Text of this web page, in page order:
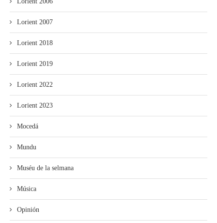
Lorient 2007
Lorient 2018
Lorient 2019
Lorient 2022
Lorient 2023
Mocedá
Mundu
Muséu de la selmana
Música
Opinión